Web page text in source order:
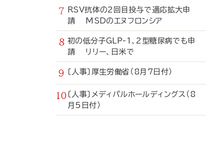
RSV抗体の2回目投与で適応拡大申
請 MSDのエヌフロンシア
初の低分子GLP-1、2型糖尿病でも申
請 リリー、日米で
〔人事〕厚生労働省（8月7日付）
〔人事〕メディパルホールディングス（8
月5日付）